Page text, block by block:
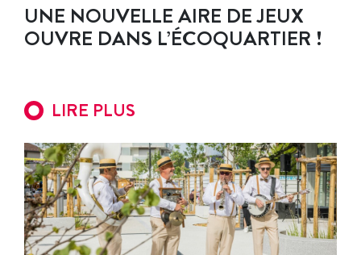
UNE NOUVELLE AIRE DE JEUX
OUVRE DANS L’ÉCOQUARTIER !
LIRE PLUS